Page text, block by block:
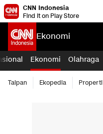
CNN Indonesia
Find it on Play Store
Ekonomi
Ekonomi Olahraga
Taipan Ekopedia Properti